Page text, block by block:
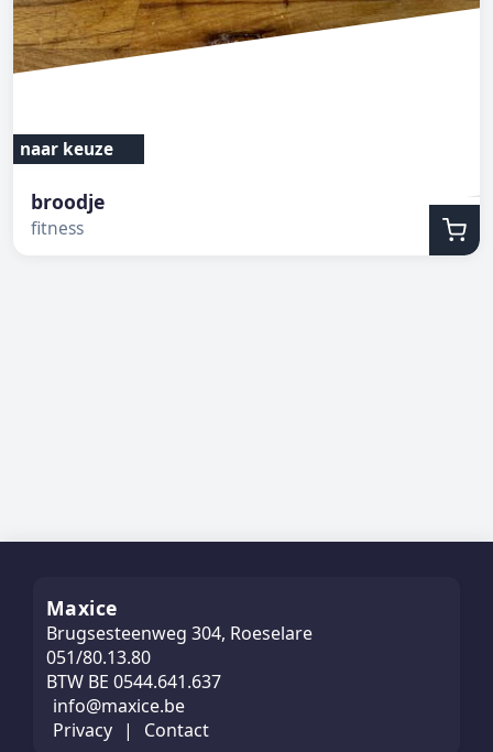
naar keuze
broodje
fitness
Maxice
Brugsesteenweg 304, Roeselare
051/80.13.80
BTW BE 0544.641.637
info@maxice.be
Privacy
| Contact